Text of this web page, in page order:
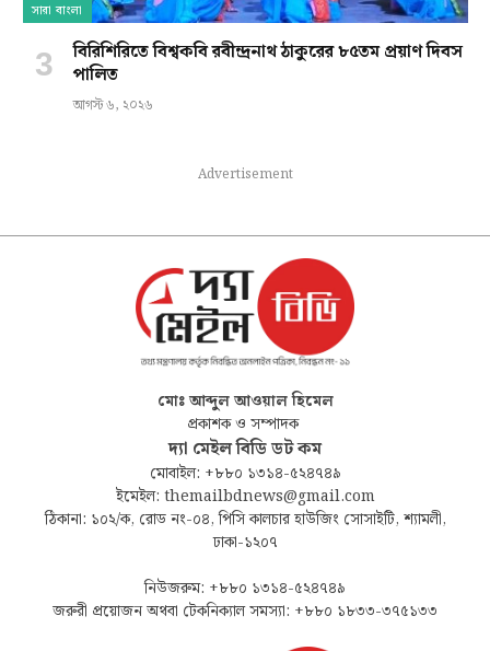
সারা বাংলা
বিরিশিরিতে বিশ্বকবি রবীন্দ্রনাথ ঠাকুরের ৮৫তম প্রয়াণ দিবস
পালিত
আগস্ট ৬, ২০২৬
Advertisement
মোঃ আব্দুল আওয়াল হিমেল
প্রকাশক ও সম্পাদক
দ্যা মেইল বিডি ডট কম
মোবাইল: +৮৮০ ১৩১৪-৫২৪৭৪৯
ইমেইল: themailbdnews@gmail.com
ঠিকানা: ১০২/ক, রোড নং-০৪, পিসি কালচার হাউজিং সোসাইটি, শ্যামলী,
ঢাকা-১২০৭
নিউজরুম: +৮৮০ ১৩১৪-৫২৪৭৪৯
জরুরী প্রয়োজন অথবা টেকনিক্যাল সমস্যা: +৮৮০ ১৮৩৩-৩৭৫১৩৩